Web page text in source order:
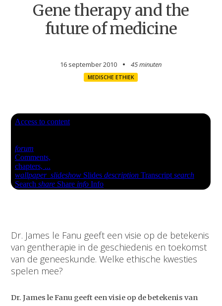
Gene therapy and the
future of medicine
16 september 2010 45 minuten
MEDISCHE ETHIEK
Dr. James le Fanu geeft een visie op de betekenis
van gentherapie in de geschiedenis en toekomst
van de geneeskunde. Welke ethische kwesties
spelen mee?
Dr. James le Fanu geeft een visie op de betekenis van